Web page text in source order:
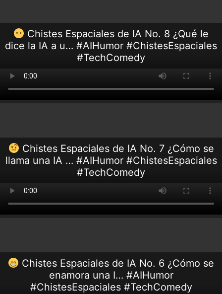
Chistes Espaciales de IA No. 8 ¿Qué le
dice la IA a u… #AIHumor #ChistesEspaciales
#TechComedy
Chistes Espaciales de IA No. 7 ¿Cómo se
llama una IA … #AIHumor #ChistesEspaciales
#TechComedy
Chistes Espaciales de IA No. 6 ¿Cómo se
enamora una I… #AIHumor
#ChistesEspaciales #TechComedy